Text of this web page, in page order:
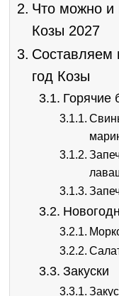
Что можно и
Козы 2027
Составляем
год Козы
Горячие
Закуски